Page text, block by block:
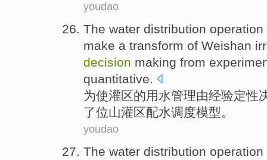
youdao
The water distribution operation
make a transform of Weishan
decision making from
quantitative.
为使灌区的用水管理由经验定性
了位山灌区配水调度模型。
youdao
The water distribution operation